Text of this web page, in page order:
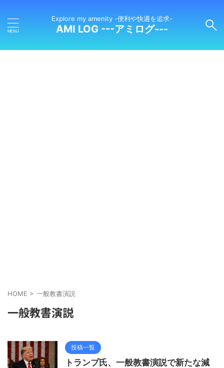
Explore my amenity -便利や快適を追求-
AMI LOG ---アミログ---
HOME > 一般教書演説
一般教書演説
投稿一覧
トランプ氏、一般教書演説で新たな減